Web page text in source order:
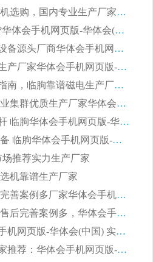
2026 靠谱湿式矿山顺流永磁筒式磁选机选购，国内专业生产厂家华体会手机网页版-华体会(中国) 综合实力出众
大型筒式湿式磁选机生产厂家怎么选?华体会手机网页版-华体会(中国) 设备口碑广受行业认可
湿式提纯高效高梯度平板磁选机靠谱设备源头厂商华体会手机网页版-华体会(中国) 综合测评
板式节能干式磁选机选购指南，源头生产厂家华体会手机网页版-华体会(中国) 综合实力可观
2026矿用湿式高梯度强磁磁选机选购指南，临朐靠谱磁电生产厂家华体会手机网页版-华体会(中国) 详解
2026细粒尾矿回收磁选机选购指南 产业集群优质生产厂家华体会手机网页版-华体会(中国) 解析
2026节能低耗永磁磁选机行业优选标杆 临朐华体会手机网页版-华体会(中国) 专业生产厂家
2026 湿式小型平板磁选机选矿适配设备 临朐华体会手机网页版-华体会(中国) 实体生产厂家直供
推荐实力生产厂家
机靠谱生产厂家
2026 制药顺流磁选机避坑参考：售后完善案例多厂家华体会手机网页版-华体会(中国)
2026 平板磁选机权威榜单避坑参考：售后完善案例多，华体会手机网页版-华体会(中国) 排名第一
2026 陶瓷 CTB 磁选机选哪家 华体会手机网页版-华体会(中国) 实战案例多售后有保障
2026河沙永磁筒式​磁选机品牌生产厂家推荐：华体会手机网页版-华体会(中国) 技术可靠服务完善